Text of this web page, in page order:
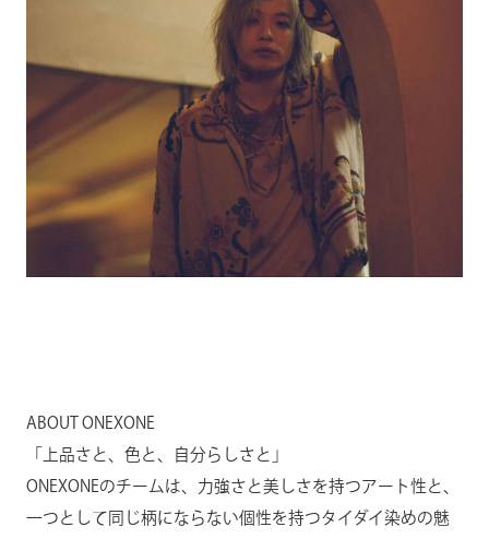
ABOUT ONEXONE
「上品さと、色と、自分らしさと」
ONEXONEのチームは、力強さと美しさを持つアート性と、
一つとして同じ柄にならない個性を持つタイダイ染めの魅